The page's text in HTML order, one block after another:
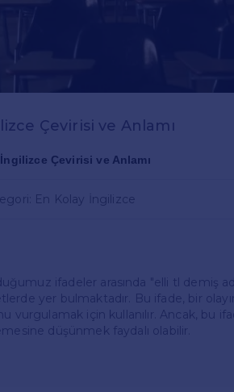
Çevirisi ve Anlamı
Çevirisi ve Anlamı
En Kolay İngilizce
ifadeler arasında "elli tl demiş
yer bulmaktadır. Bu ifade, bir
vurgulamak için kullanılır. Ancak, bu
düşünmek faydalı olabilir.